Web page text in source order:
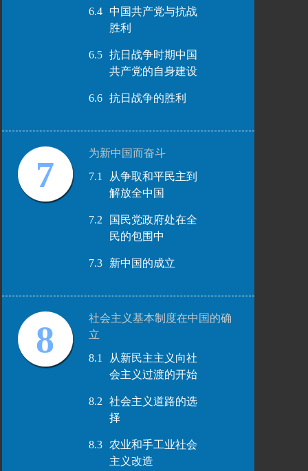
6.4
中国共产党与抗战
胜利
6.5
抗日战争时期中国
共产党的自身建设
6.6 抗日战争的胜利
7
为新中国而奋斗
7.1
从争取和平民主到
解放全中国
7.2
国民党政府处在全
民的包围中
7.3 新中国的成立
8
社会主义基本制度在中国的确
立
8.1
从新民主主义向社
会主义过渡的开始
8.2
社会主义道路的选
择
8.3
农业和手工业社会
主义改造